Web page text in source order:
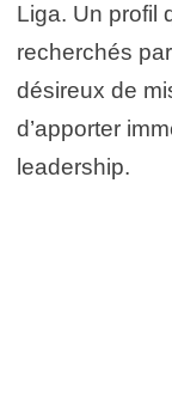
Liga. Un profil
recherchés par
désireux de
d’apporter
leadership.